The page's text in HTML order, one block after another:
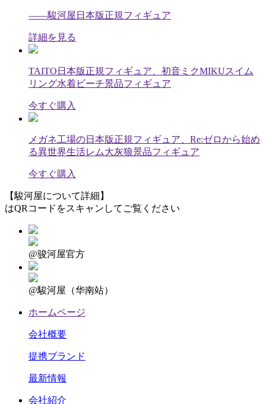
——駿河屋日本版正規フィギュア
詳細を見る
TAITO日本版正規フィギュア、初音ミクMIKUスイム
リング水着ビーチ景品フィギュア
今すぐ購入
メガネ工場の日本版正規フィギュア、Re:ゼロから始め
る異世界生活レム大灰狼景品フィギュア
今すぐ購入
【駿河屋について詳細】
はQRコードをスキャンしてご覧ください
@骏河屋官方
@駿河屋（华南站）
ホームページ
会社概要
提携ブランド
最新情報
会社紹介